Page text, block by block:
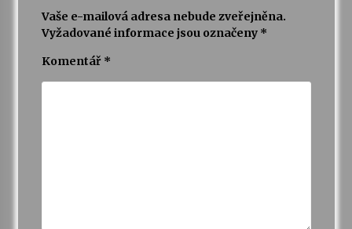
Vaše e-mailová adresa nebude zveřejněna.
Vyžadované informace jsou označeny *
Komentář *